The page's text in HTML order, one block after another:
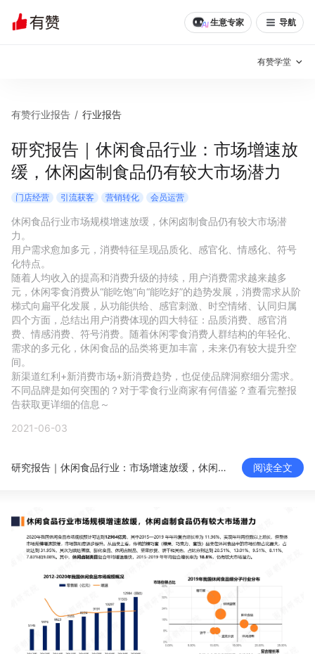
生意专家 导航
有赞学堂
有赞说增长
私域日历 增长方法
有赞说案例拆解 有赞专家说
有赞成功案例 新零售最佳实践
有赞春季发布会
新零售大会 新零售茶会
新零售私享会 门店经营增长公开课
增长产品指南
智库
品牌消费观 行业报告
新零售资讯
私域课程 新零售内参
有赞行业报告 / 行业报告
研究报告｜休闲食品行业：市场增速放
缓，休闲卤制食品仍有较大市场潜力
门店经营 引流获客 营销转化 会员运营
休闲食品行业市场规模增速放缓，休闲卤制食品仍有较大市场潜
力。
用户需求愈加多元，消费特征呈现品质化、感官化、情感化、符号
化特点。
随着人均收入的提高和消费升级的持续，用户消费需求越来越多
元，休闲零食消费从“能吃饱”向“能吃好”的趋势发展，消费需求从阶
梯式向扁平化发展，从功能供给、感官刺激、时空情绪、认同归属
四个方面，总结出用户消费体现的四大特征：品质消费、感官消
费、情感消费、符号消费。随着休闲零食消费人群结构的年轻化、
需求的多元化，休闲食品的品类将更加丰富，未来仍有较大提升空
间。
新渠道红利+新消费市场+新消费趋势，也促使品牌洞察细分需求。
不同品牌是如何突围的？对于零食行业商家有何借鉴？查看完整报
告获取更详细的信息～
2021-06-03
研究报告｜休闲食品行业：市场增速放缓，休闲卤制食品仍有较大市场潜力 阅读全文